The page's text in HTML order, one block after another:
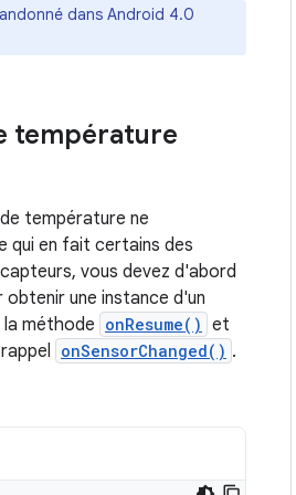
dans Android 4.0
température
température ne
qui en fait certains des
vous devez d'abord
obtenir une instance d'un
la méthode onResume() et
onSensorChanged() .